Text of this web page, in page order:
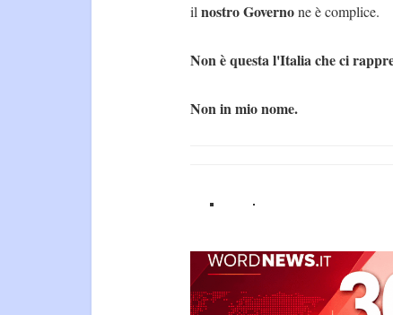
ilnostro Governone è complice.
Non è questa l'Italia che ci
Non in mio nome.